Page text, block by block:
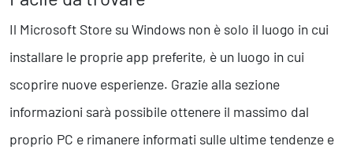
Safety
Assistenza Ambientale
Sicurezza Alimentare
Il Microsoft Store su Windows non è solo il luogo in cui
installare le proprie app preferite, è un luogo in cui
scoprire nuove esperienze. Grazie alla sezione
informazioni sarà possibile ottenere il massimo dal
proprio PC e rimanere informati sulle ultime tendenze e